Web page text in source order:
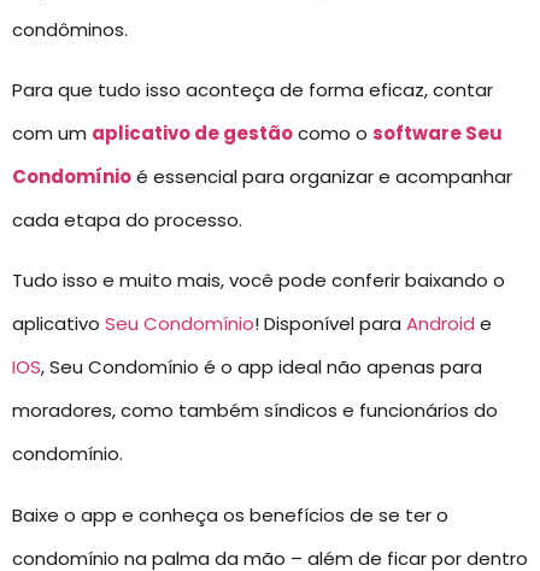
condôminos.
Para que tudo isso aconteça de forma eficaz, contar
com um aplicativo de gestãocomo o software Seu
Condomínioé essencial para organizar e acompanhar
cada etapa do processo.
Tudo isso e muito mais, você pode conferir baixando o
aplicativo Seu Condomínio! Disponível para Android e
IOS, Seu Condomínio é o app ideal não apenas para
moradores, como também síndicos e funcionários do
condomínio.
Baixe o app e conheça os benefícios de se ter o
condomínio na palma da mão – além de ficar por dentro